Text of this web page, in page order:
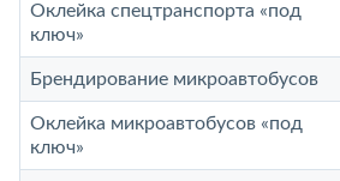
Оклейка спецтранспорта «под
ключ»
Брендирование микроавтобусов
Оклейка микроавтобусов «под
ключ»